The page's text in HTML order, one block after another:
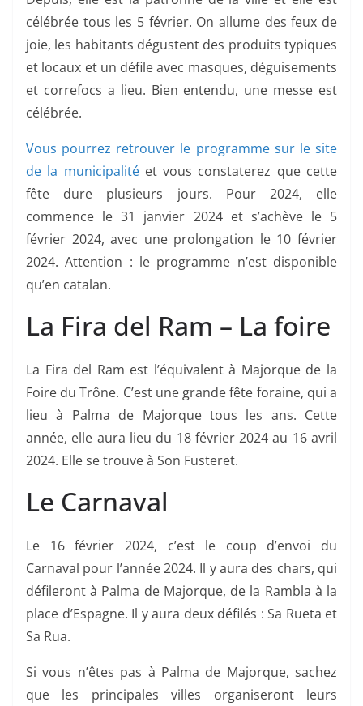
célébrée tous les 5 février. On allume des feux de
joie, les habitants dégustent des produits typiques
et locaux et un défile avec masques, déguisements
et correfocs a lieu. Bien entendu, une messe est
célébrée.
Vous pourrez retrouver le programme sur le site
de la municipalitéet vous constaterez que cette
fête dure plusieurs jours. Pour 2024, elle
commence le 31 janvier 2024 et s’achève le 5
février 2024, avec une prolongation le 10 février
2024. Attention : le programme n’est disponible
qu’en catalan.
La Fira del Ram – La foire
La Fira del Ram est l’équivalent à Majorque de la
Foire du Trône. C’est une grande fête foraine, qui a
lieu à Palma de Majorque tous les ans. Cette
année, elle aura lieu du 18 février 2024 au 16 avril
2024. Elle se trouve à Son Fusteret.
Le Carnaval
Le 16 février 2024, c’est le coup d’envoi du
Carnaval pour l’année 2024. Il y aura des chars, qui
défileront à Palma de Majorque, de la Rambla à la
place d’Espagne. Il y aura deux défilés : Sa Rueta et
Sa Rua.
Si vous n’êtes pas à Palma de Majorque, sachez
que les principales villes organiseront leurs